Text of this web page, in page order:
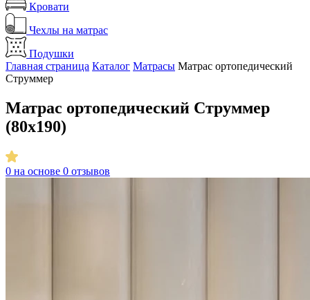
Кровати
Чехлы на матрас
Подушки
Главная страница Каталог Матрасы Матрас ортопедический
Струммер
Матрас ортопедический Струммер
(80x190)
0 на основе 0 отзывов